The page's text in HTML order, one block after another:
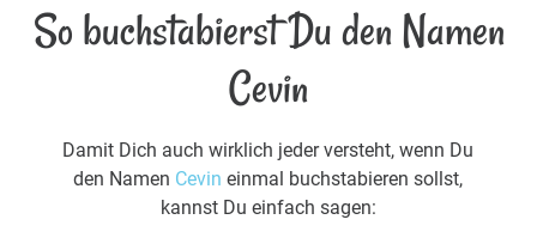
So buchstabierst Du den Namen
Cevin
Damit Dich auch wirklich jeder versteht, wenn Du
den Namen Cevin einmal buchstabieren sollst,
kannst Du einfach sagen: